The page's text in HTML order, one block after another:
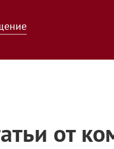
от